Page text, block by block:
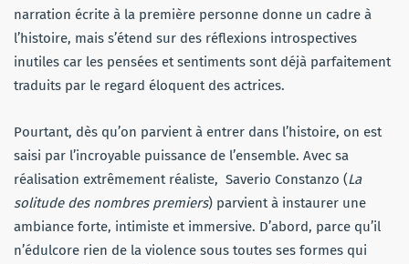
narration écrite à la première personne donne un cadre à
l’histoire, mais s’étend sur des réflexions introspectives
inutiles car les pensées et sentiments sont déjà parfaitement
traduits par le regard éloquent des actrices.
Pourtant, dès qu’on parvient à entrer dans l’histoire, on est
saisi par l’incroyable puissance de l’ensemble. Avec sa
réalisation extrêmement réaliste, Saverio Constanzo (La
solitude des nombres premiers) parvient à instaurer une
ambiance forte, intimiste et immersive. D’abord, parce qu’il
n’édulcore rien de la violence sous toutes ses formes qui